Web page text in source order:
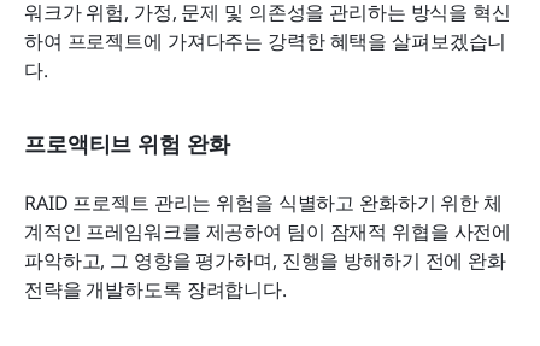
워크가 위험, 가정, 문제 및 의존성을 관리하는 방식을 혁신
하여 프로젝트에 가져다주는 강력한 혜택을 살펴보겠습니
다.
프로액티브 위험 완화
RAID 프로젝트 관리는 위험을 식별하고 완화하기 위한 체
계적인 프레임워크를 제공하여 팀이 잠재적 위협을 사전에
파악하고, 그 영향을 평가하며, 진행을 방해하기 전에 완화
전략을 개발하도록 장려합니다.